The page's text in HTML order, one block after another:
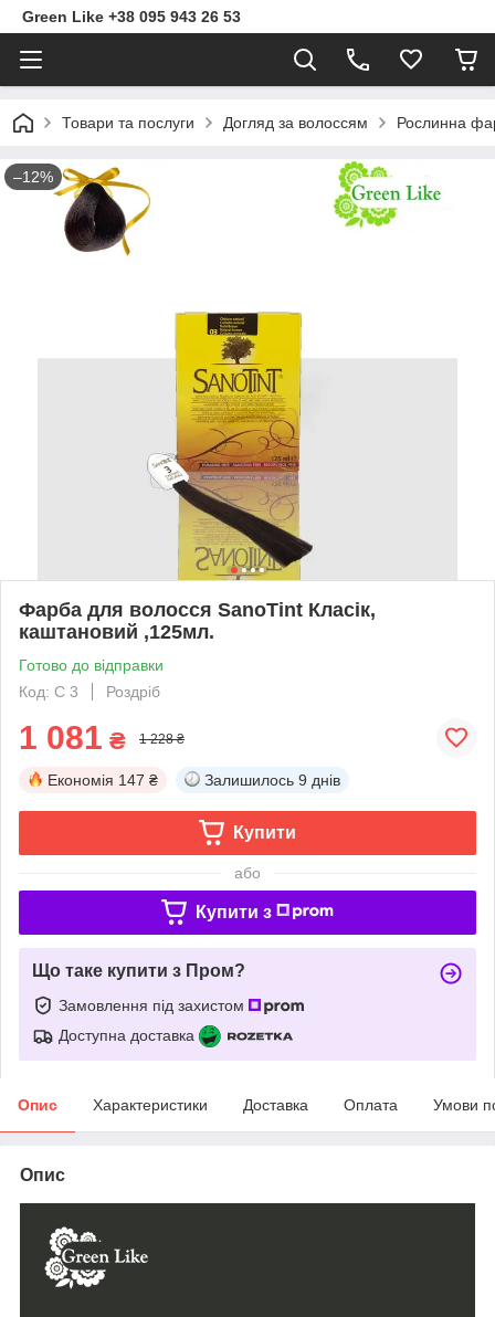
Green Like +38 095 943 26 53
Товари та послуги Догляд за волоссям Рослинна
–12%
Фарба для волосся SanoTint Класік,
каштановий ,125мл.
Готово до відправки
Код: С 3
Роздріб
1 081 ₴ 1 228 ₴
Економія 147 ₴ Залишилось 9 днів
Купити
або
Купити з
Що таке купити з Пром?
Замовлення під захистом
Доступна доставка
Опис Характеристики Доставка Оплата Умови
Опис